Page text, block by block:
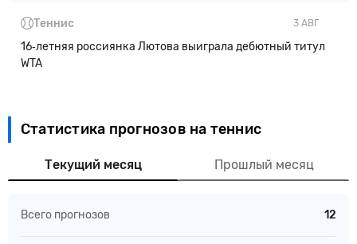
3 АВГ
Теннис
16‑летняя россиянка Лютова выиграла дебютный титул
WTA
Статистика прогнозов на теннис
Текущий месяц Прошлый месяц
Всего прогнозов 12